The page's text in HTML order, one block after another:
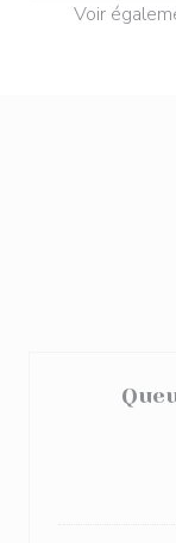
Voir